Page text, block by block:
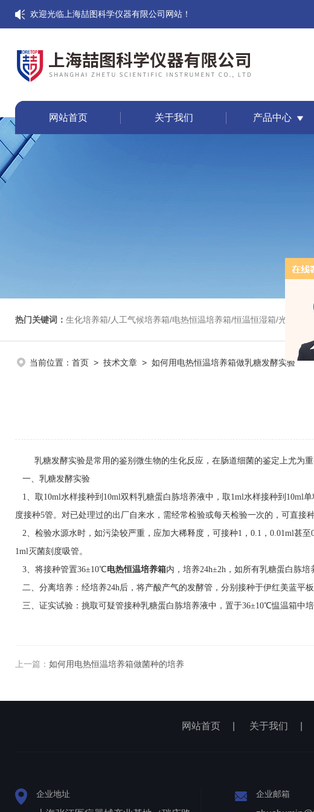
欢迎光临上海喆图科学仪器有限公司网站！
网站首页 关于我们 产品中心
热门关键词： 生化培养箱/人工气候培养箱/电热恒温培养箱/恒温恒湿箱/光照培养箱/二氧化碳培养箱等/恒温干燥箱/真
当前位置： 首页 > 技术文章 > 如何用电热恒温培养箱做乳糖发酵实验
乳糖发酵实验是常用的鉴别微生物的生化反应，在肠道细菌的鉴定上尤为
一、乳糖发酵实验
1、取10ml水样接种到10ml双料乳糖蛋白胨培养液中，取1ml水样接种到10ml
度接种5管。对已处理过的出厂自来水，需经常检验或每天检验一次的，可直接
2、检验水源水时，如污染较严重，应加大稀释度，可接种1，0.1，0.01ml甚
1ml灭菌刻度吸管。
3、将接种管置36±10℃电热恒温培养箱内，培养24h±2h，如所有乳糖蛋白胨
二、分离培养：经培养24h后，将产酸产气的发酵管，分别接种于伊红美蓝平
三、证实试验：挑取可疑管接种乳糖蛋白胨培养液中，置于36±10℃愠温箱中
上一篇： 如何用电热恒温培养箱做菌种的培养
网站首页 关于我们
企业地址 企业邮箱